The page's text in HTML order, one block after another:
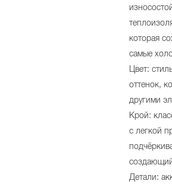
которая
самые
Цвет:
оттенок,
другими
Крой:
с легкой
Детали: